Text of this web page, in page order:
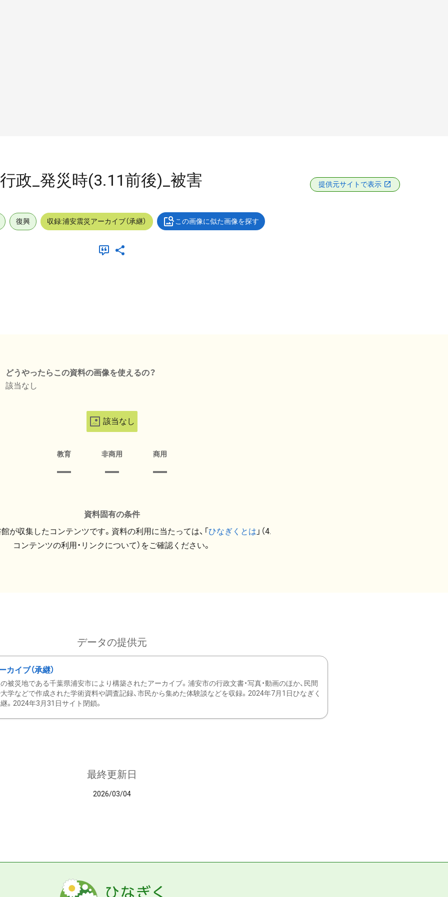
政_発災時(3.11前後)_被害 提供元サイトで表示
復興 収録:浦安震災アーカイブ（承継） この画像に似た画像を探す
どうやったらこの資料の画像を使えるの？
該当なし
該当なし
教育 非商用 商用
資料固有の条件
が収集したコンテンツです。資料の利用に当たっては、「ひなぎくとは 」（4.
コンテンツの利用・リンクについて）をご確認ください。
データの提供元
イブ（承継）
被災地である千葉県浦安市により構築されたアーカイブ。浦安市の行政文書・写真・動画のほか、民間
学などで作成された学術資料や調査記録、市民から集めた体験談などを収録。2024年7月1日ひなぎく
。2024年3月31日サイト閉鎖。
最終更新日
2026/03/04